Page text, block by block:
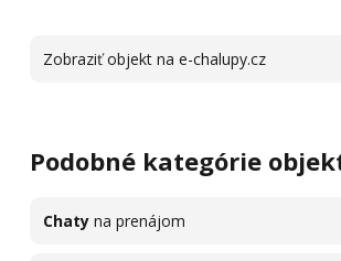
Zobraziť objekt na e-chalupy.cz
Podobné kategórie
Chaty na prenájom